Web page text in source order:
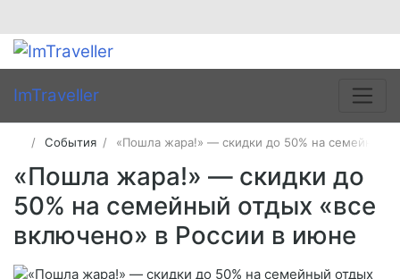
ImTraveller
События «Пошла жара!» — скидки до 50% на семейный
«Пошла жара!» — скидки до
50% на семейный отдых «все
включено» в России в июне